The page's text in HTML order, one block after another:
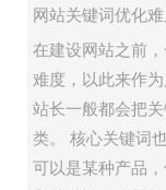
网站关键词优化
在建设网站之前
难度，以此来作
站长一般都会把
类。 核心关键词
可以是某种产品